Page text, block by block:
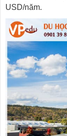
USD/năm.